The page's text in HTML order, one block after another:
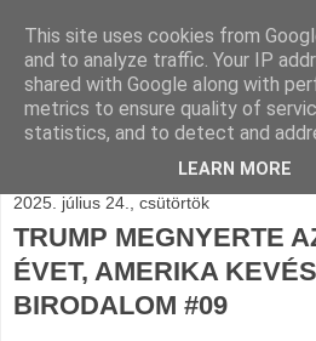
BLOGÁSZAT,
blogjava
2025. július 24., csütörtök
TRUMP MEGNYERTE
ÉVET, AMERIKA
BIRODALOM #09
This site uses cookies from
and to analyze traffic. Your IP
shared with Google along with
metrics to ensure quality of
statistics, and to detect and
LEARN MORE